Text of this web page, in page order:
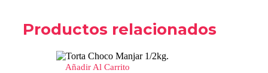
Productos relacionados
Añadir Al Carrito